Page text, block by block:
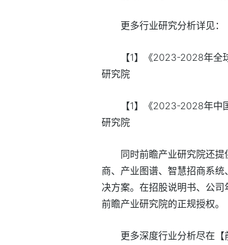
更多行业研究分析详见：
【1】《2023-2028年全
研究院
【1】《2023-2028年中
研究院
同时前瞻产业研究院还
商、产业图谱、智慧招商系
决方案。在招股说明书、公
前瞻产业研究院的正规授权。
更多深度行业分析尽在